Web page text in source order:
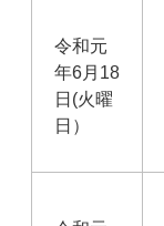
令和元
年6月18
日(火曜
日）